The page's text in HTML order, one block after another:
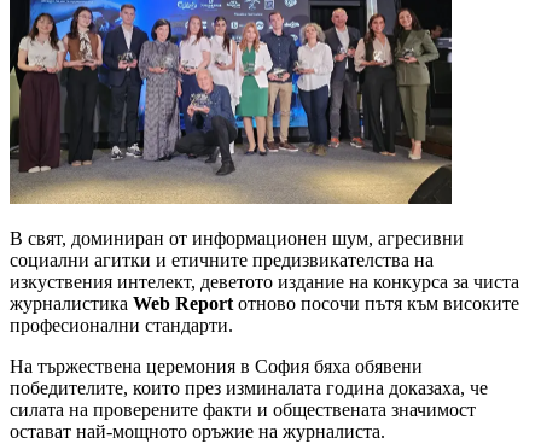
В свят, доминиран от информационен шум, агресивни
социални агитки и етичните предизвикателства на
изкуствения интелект, деветото издание на конкурса за чиста
журналистика Web Report отново посочи пътя към високите
професионални стандарти.
На тържествена церемония в София бяха обявени
победителите, които през изминалата година доказаха, че
силата на проверените факти и обществената значимост
остават най-мощното оръжие на журналиста.